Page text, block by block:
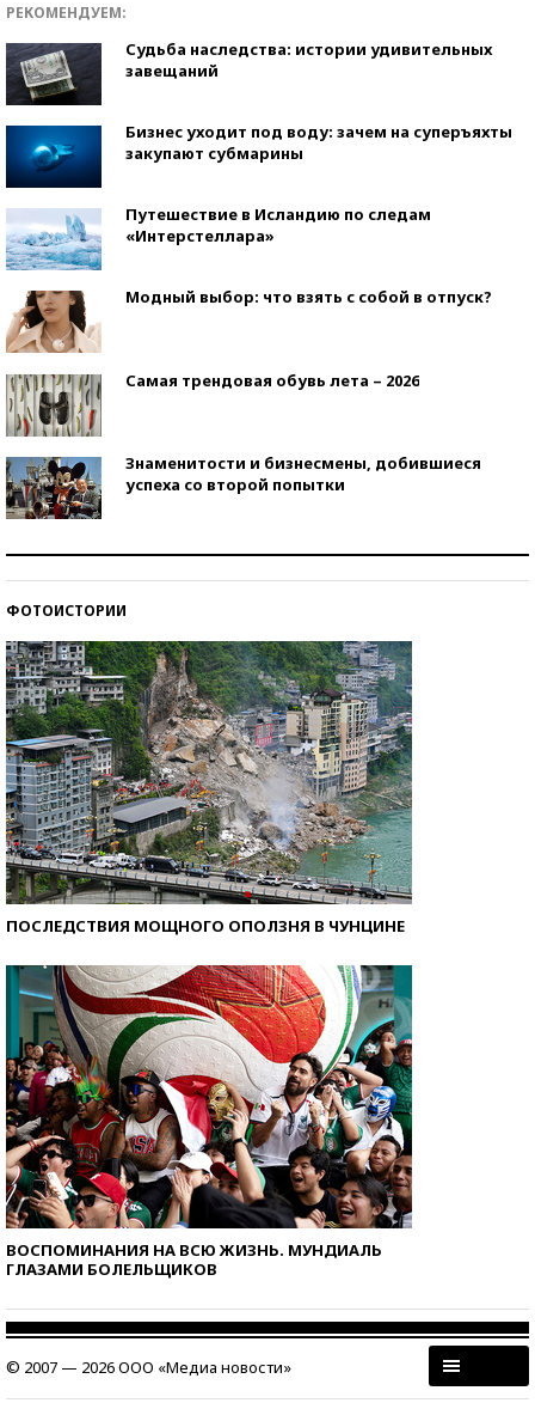
РЕКОМЕНДУЕМ:
Судьба наследства: истории удивительных
завещаний
Бизнес уходит под воду: зачем на суперъяхты
закупают субмарины
Путешествие в Исландию по следам
«Интерстеллара»
Модный выбор: что взять с собой в отпуск?
Самая трендовая обувь лета – 2026
Знаменитости и бизнесмены, добившиеся
успеха со второй попытки
ФОТОИСТОРИИ
ПОСЛЕДСТВИЯ МОЩНОГО ОПОЛЗНЯ В ЧУНЦИНЕ
ВОСПОМИНАНИЯ НА ВСЮ ЖИЗНЬ. МУНДИАЛЬ
ГЛАЗАМИ БОЛЕЛЬЩИКОВ
© 2007 — 2026 ООО «Медиа новости»